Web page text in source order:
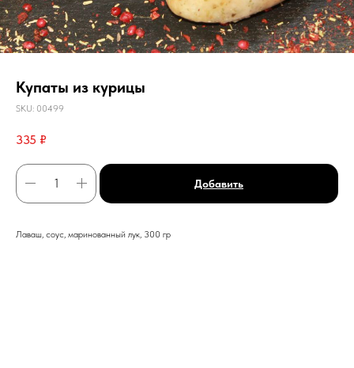
Купаты из курицы
SKU: 00499
335 ₽
Добавить
Лаваш, соус, маринованный лук, 300 гр